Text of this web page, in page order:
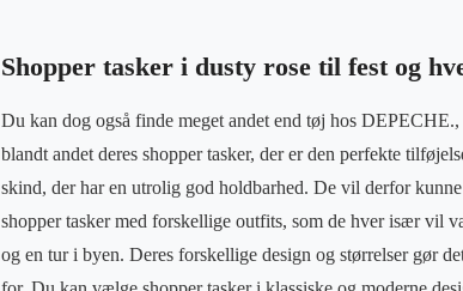
Shopper tasker i dusty rose til fest og
Du kan dog også finde meget andet end tøj hos
blandt andet deres shopper tasker, der er den perfekte
skind, der har en utrolig god holdbarhed. De vil derfor
shopper tasker med forskellige outfits, som de hver især vil
og en tur i byen. Deres forskellige design og størrelser gør